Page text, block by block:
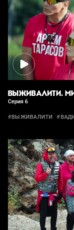
ВЫЖИВАЛИТИ.
Серия 6
#ВЫЖИВАЛИТИ